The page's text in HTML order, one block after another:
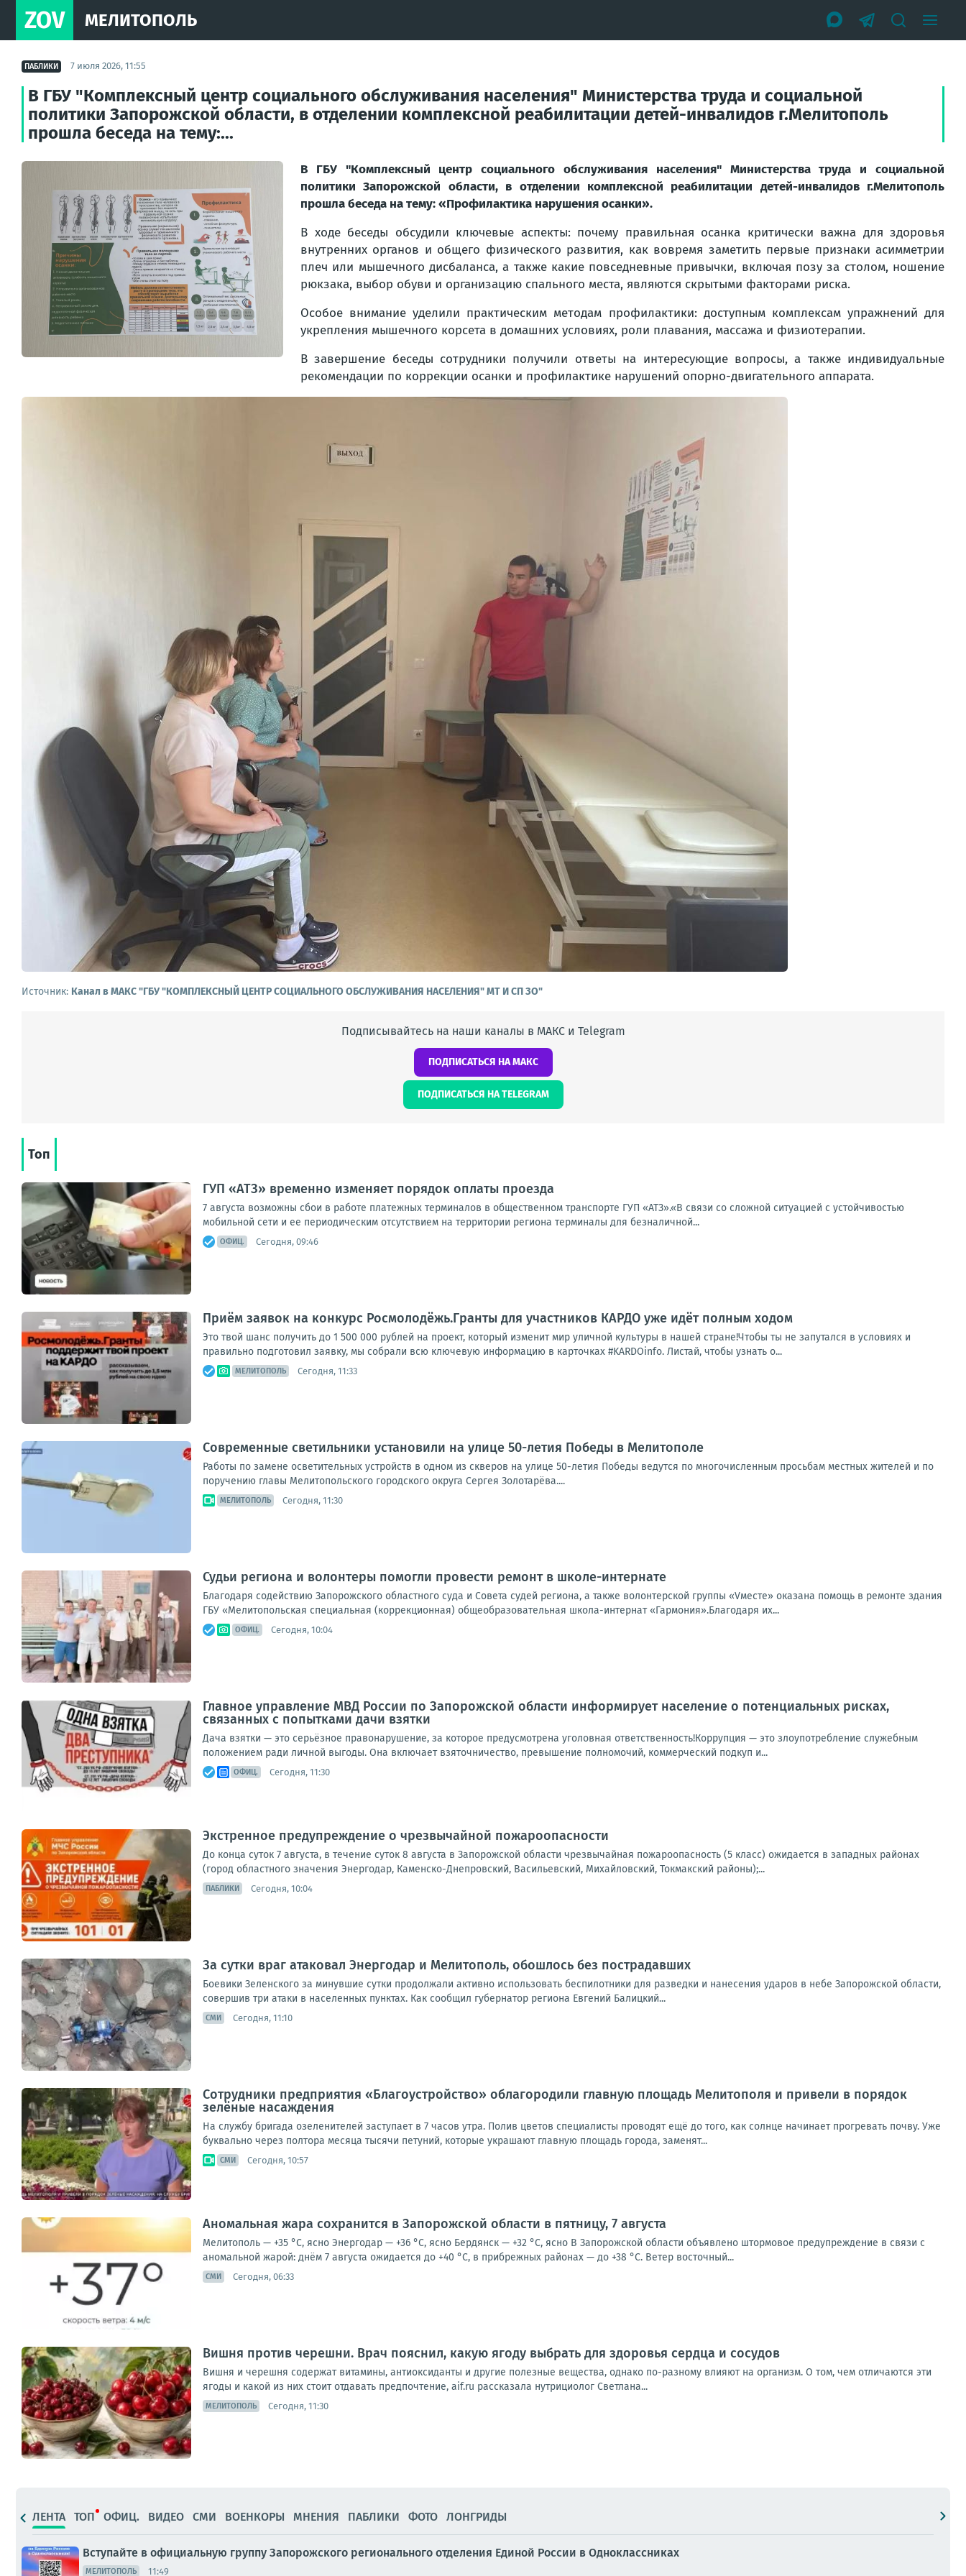
ZOV МЕЛИТОПОЛЬ
ПАБЛИКИ 7 июля 2026, 11:55
В ГБУ "Комплексный центр социального обслуживания населения" Министерства труда и социальной
политики Запорожской области, в отделении комплексной реабилитации детей-инвалидов г.Мелитополь
прошла беседа на тему:...
В ГБУ "Комплексный центр социального обслуживания населения" Министерства труда и социальной
политики Запорожской области, в отделении комплексной реабилитации детей-инвалидов г.Мелитополь
прошла беседа на тему: «Профилактика нарушения осанки».
В ходе беседы обсудили ключевые аспекты: почему правильная осанка критически важна для здоровья
внутренних органов и общего физического развития, как вовремя заметить первые признаки асимметрии
плеч или мышечного дисбаланса, а также какие повседневные привычки, включая позу за столом, ношение
рюкзака, выбор обуви и организацию спального места, являются скрытыми факторами риска.
Особое внимание уделили практическим методам профилактики: доступным комплексам упражнений для
укрепления мышечного корсета в домашних условиях, роли плавания, массажа и физиотерапии.
В завершение беседы сотрудники получили ответы на интересующие вопросы, а также индивидуальные
рекомендации по коррекции осанки и профилактике нарушений опорно-двигательного аппарата.
Источник: Канал в МАКС "ГБУ "КОМПЛЕКСНЫЙ ЦЕНТР СОЦИАЛЬНОГО ОБСЛУЖИВАНИЯ НАСЕЛЕНИЯ" МТ И СП ЗО"
Подписывайтесь на наши каналы в МАКС и Telegram
ПОДПИСАТЬСЯ НА МАКС
ПОДПИСАТЬСЯ НА TELEGRAM
Топ
ГУП «АТЗ» временно изменяет порядок оплаты проезда
7 августа возможны сбои в работе платежных терминалов в общественном транспорте ГУП «АТЗ».«В связи со сложной ситуацией с устойчивостью
мобильной сети и ее периодическим отсутствием на территории региона терминалы для безналичной...
ОФИЦ. Сегодня, 09:46
Приём заявок на конкурс Росмолодёжь.Гранты для участников КАРДО уже идёт полным ходом
Это твой шанс получить до 1 500 000 рублей на проект, который изменит мир уличной культуры в нашей стране!Чтобы ты не запутался в условиях и
правильно подготовил заявку, мы собрали всю ключевую информацию в карточках #KARDOinfo. Листай, чтобы узнать о...
МЕЛИТОПОЛЬ Сегодня, 11:33
Современные светильники установили на улице 50-летия Победы в Мелитополе
Работы по замене осветительных устройств в одном из скверов на улице 50-летия Победы ведутся по многочисленным просьбам местных жителей и по
поручению главы Мелитопольского городского округа Сергея Золотарёва....
МЕЛИТОПОЛЬ Сегодня, 11:30
Судьи региона и волонтеры помогли провести ремонт в школе-интернате
Благодаря содействию Запорожского областного суда и Совета судей региона, а также волонтерской группы «Vместе» оказана помощь в ремонте здания
ГБУ «Мелитопольская специальная (коррекционная) общеобразовательная школа-интернат «Гармония».Благодаря их...
ОФИЦ. Сегодня, 10:04
Главное управление МВД России по Запорожской области информирует население о потенциальных рисках,
связанных с попытками дачи взятки
Дача взятки — это серьёзное правонарушение, за которое предусмотрена уголовная ответственность!Коррупция — это злоупотребление служебным
положением ради личной выгоды. Она включает взяточничество, превышение полномочий, коммерческий подкуп и...
ОФИЦ. Сегодня, 11:30
Экстренное предупреждение о чрезвычайной пожароопасности
До конца суток 7 августа, в течение суток 8 августа в Запорожской области чрезвычайная пожароопасность (5 класс) ожидается в западных районах
(город областного значения Энергодар, Каменско-Днепровский, Васильевский, Михайловский, Токмакский районы);...
ПАБЛИКИ Сегодня, 10:04
За сутки враг атаковал Энергодар и Мелитополь, обошлось без пострадавших
Боевики Зеленского за минувшие сутки продолжали активно использовать беспилотники для разведки и нанесения ударов в небе Запорожской области,
совершив три атаки в населенных пунктах. Как сообщил губернатор региона Евгений Балицкий...
СМИ Сегодня, 11:10
Сотрудники предприятия «Благоустройство» облагородили главную площадь Мелитополя и привели в порядок
зелёные насаждения
На службу бригада озеленителей заступает в 7 часов утра. Полив цветов специалисты проводят ещё до того, как солнце начинает прогревать почву. Уже
буквально через полтора месяца тысячи петуний, которые украшают главную площадь города, заменят...
СМИ Сегодня, 10:57
Аномальная жара сохранится в Запорожской области в пятницу, 7 августа
Мелитополь — +35 °С, ясно Энергодар — +36 °С, ясно Бердянск — +32 °С, ясно В Запорожской области объявлено штормовое предупреждение в связи с
аномальной жарой: днём 7 августа ожидается до +40 °С, в прибрежных районах — до +38 °С. Ветер восточный...
СМИ Сегодня, 06:33
Вишня против черешни. Врач пояснил, какую ягоду выбрать для здоровья сердца и сосудов
Вишня и черешня содержат витамины, антиоксиданты и другие полезные вещества, однако по-разному влияют на организм. О том, чем отличаются эти
ягоды и какой из них стоит отдавать предпочтение, aif.ru рассказала нутрициолог Светлана...
МЕЛИТОПОЛЬ Сегодня, 11:30
ЛЕНТА ТОП ОФИЦ. ВИДЕО СМИ ВОЕНКОРЫ МНЕНИЯ ПАБЛИКИ ФОТО ЛОНГРИДЫ
Вступайте в официальную группу Запорожского регионального отделения Единой России в Одноклассниках
МЕЛИТОПОЛЬ 11:49